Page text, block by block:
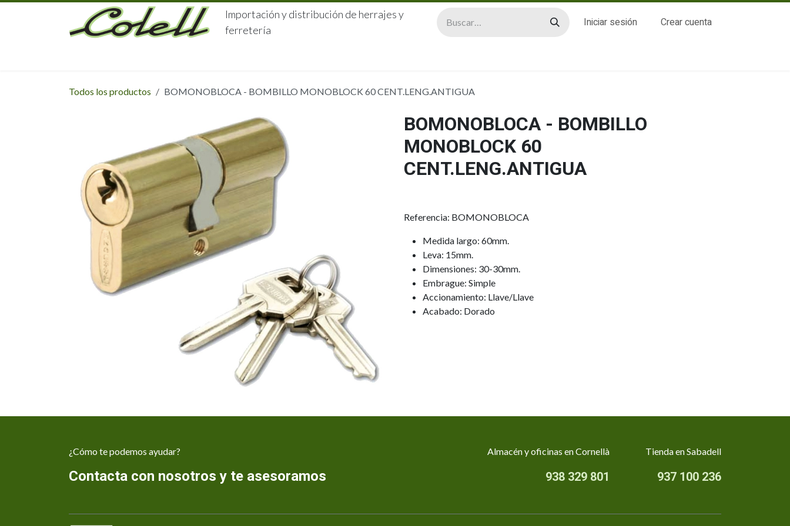
Ir al contenido
Importación y distribución de herrajes y
ferretería
Iniciar sesión Crear cuenta
Todos los productos BOMONOBLOCA - BOMBILLO MONOBLOCK 60 CENT.LENG.ANTIGUA
BOMONOBLOCA - BOMBILLO
MONOBLOCK 60
CENT.LENG.ANTIGUA
Referencia: BOMONOBLOCA
Medida largo: 60mm.
Leva: 15mm.
Dimensiones: 30-30mm.
Embrague: Simple
Accionamiento: Llave/Llave
Acabado: Dorado
¿Cómo te podemos ayudar?
Contacta con nosotros y te asesoramos
Almacén y oficinas en Cornellà
938 329 801
Tienda en Sabadell
937 100 236